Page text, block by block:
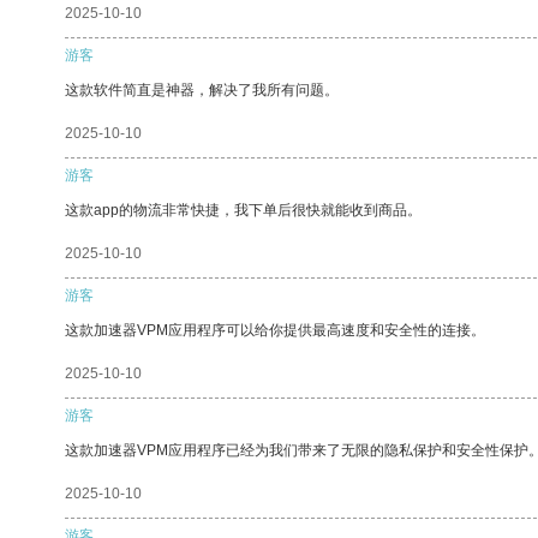
2025-10-10
游客
这款软件简直是神器，解决了我所有问题。
2025-10-10
游客
这款app的物流非常快捷，我下单后很快就能收到商品。
2025-10-10
游客
这款加速器VPM应用程序可以给你提供最高速度和安全性的连接。
2025-10-10
游客
这款加速器VPM应用程序已经为我们带来了无限的隐私保护和安全性保护
2025-10-10